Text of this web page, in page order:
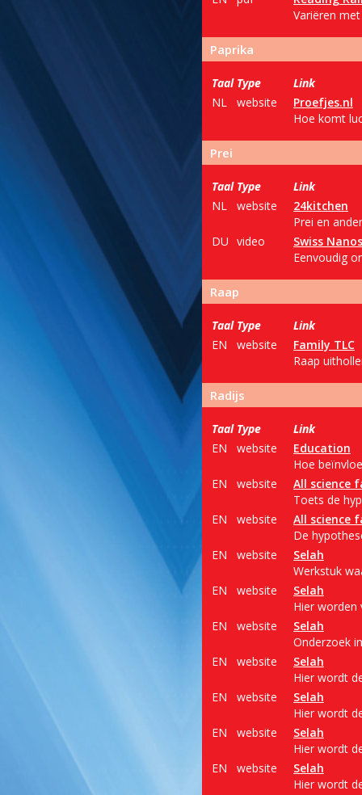
Variëren
Paprika
Taal Type
Link
NL
website
Proefjes.nl
Hoe komt
Prei
Taal Type
Link
NL
website
24kitchen
Prei en
DU video
Swiss
Eenvoudig
Raap
Taal Type
Link
EN
website
Family TLC
Raap
Radijs
Taal Type
Link
EN
website
Education
Hoe
EN
website
All science
Toets de
EN
website
All science
De
EN
website
Selah
Werkstuk
EN
website
Selah
Hier worden
EN
website
Selah
Onderzoek
EN
website
Selah
Hier wordt
EN
website
Selah
Hier wordt
EN
website
Selah
Hier wordt
EN
website
Selah
Hier wordt